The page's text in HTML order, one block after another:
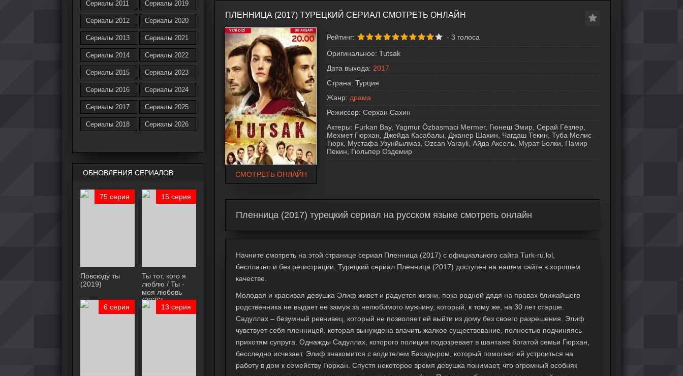
ПЛЕННИЦА (2017) ТУРЕЦКИЙ СЕРИАЛ СМОТРЕТЬ ОНЛАЙН
СМОТРЕТЬ ОНЛАЙН
Рейтинг: - 3 голоса
Оригинальное: Tutsak
Дата выхода: 2017
Страна: Турция
Жанр: драма
Режиссер: Серхан Сахин
Актеры: Furkan Bay, Yagmur Özbasmaci Mermer, Гюнеш Эмир, Серай Гёзлер,
Мехмет Гюрхан, Джейда Касабалы, Джанер Шахин, Чагдаш Текин, Туба Мелис
Тюрк, Мустафа Узунйылмаз, Özcan Varayli, Айда Аксель, Мурат Болки, Памир
Пекин, Гюльпер Оздемир
Пленница (2017) турецкий сериал на русском языке смотреть онлайн
Начните смотреть на этой странице сериал Пленница (2017) с официального сайта Turk-ru.lol,
бесплатно и без регистрации. Турецкий сериал Пленница (2017) доступен на нашем сайте в хорошем
качестве.
Молодая и красивая девушка Элиф живет и радуется жизни, пока родной дядя на правах ближайшего
родственника не выдает ее замуж за нелюбимого мужчину, который, к тому же, на 30 лет старше.
Садуллах – безумный ревнивец, который не позволяет ей выйти из дому без своего разрешения. Элиф
чувствует себя пленницей, которая вынуждена влачить жалкое существование, полностью подчиняясь
прихотям супруга. Однажды Садуллах, которого полиция подозревает в шантаже богатой семьи Гюрхан,
бесследно исчезает. Элиф знакомится с водителем Бахадыром, который помогает ей устроиться на
работу в дом к семейству Гюрхан. Спустя некоторое время девушка понимает, что огромный особняк
Сериалы 2011
Сериалы 2012
Сериалы 2013
Сериалы 2014
Сериалы 2015
Сериалы 2016
Сериалы 2017
Сериалы 2018
Сериалы 2019
Сериалы 2020
Сериалы 2021
Сериалы 2022
Сериалы 2023
Сериалы 2024
Сериалы 2025
Сериалы 2026
ОБНОВЛЕНИЯ СЕРИАЛОВ
75 серия
Повсюду ты
(2019)
15 серия
Ты тот, кого я
люблю / Ты -
моя любовь
(2026)
6 серия
13 серия